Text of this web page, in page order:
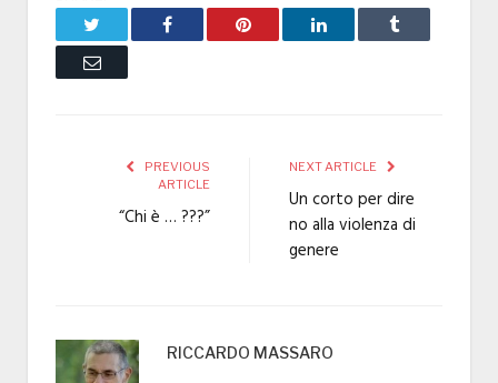
Facebook Pinterest LinkedIn Tumblr
Email
PREVIOUS
ARTICLE
“Chi è … ???”
NEXT ARTICLE
Un corto per dire
no alla violenza di
genere
RICCARDO MASSARO